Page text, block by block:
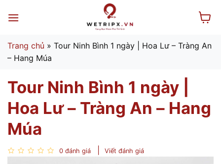
qua
dung
Trang chủ » Tour Ninh Bình 1 ngày | Hoa Lư – Tràng An
– Hang Múa
Tour Ninh Bình 1 ngày |
Hoa Lư – Tràng An – Hang
Múa
0 đánh giá Viết đánh giá